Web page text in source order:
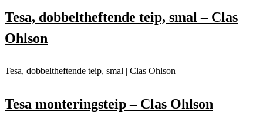
Tesa, dobbeltheftende teip, smal – Clas
Ohlson
Tesa, dobbeltheftende teip, smal | Clas Ohlson
Tesa monteringsteip – Clas Ohlson